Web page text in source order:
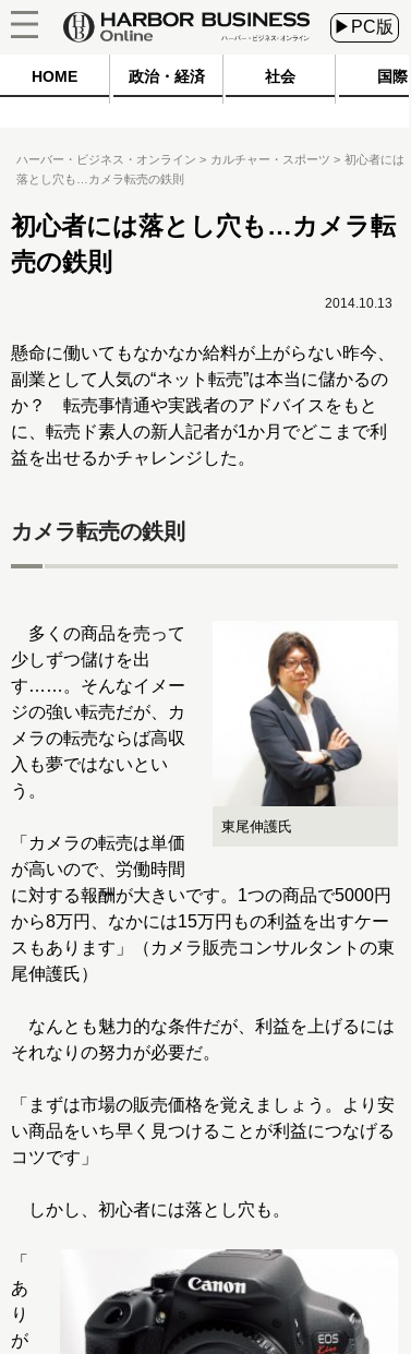
▶PC版
HOME 政治・経済 社会 国際
ハーバー・ビジネス・オンライン カルチャー・スポーツ
初心者には
落とし穴も…カメラ転売の鉄則
初心者には落とし穴も…カメラ転
売の鉄則
2014.10.13
懸命に働いてもなかなか給料が上がらない昨今、
副業として人気の“ネット転売”は本当に儲かるの
か？ 転売事情通や実践者のアドバイスをもと
に、転売ド素人の新人記者が1か月でどこまで利
益を出せるかチャレンジした。
カメラ転売の鉄則
東尾伸護氏
多くの商品を売って
少しずつ儲けを出
す……。そんなイメー
ジの強い転売だが、カ
メラの転売ならば高収
入も夢ではないとい
う。
「カメラの転売は単価
が高いので、労働時間
に対する報酬が大きいです。1つの商品で5000円
から8万円、なかには15万円もの利益を出すケー
スもあります」（カメラ販売コンサルタントの東
尾伸護氏）
なんとも魅力的な条件だが、利益を上げるには
それなりの努力が必要だ。
「まずは市場の販売価格を覚えましょう。より安
い商品をいち早く見つけることが利益につなげる
コツです」
しかし、初心者には落とし穴も。
「
あ
り
が